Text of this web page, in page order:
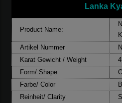
Lanka
Product Name:
Artikel Nummer
Karat Gewicht / Weight
Form/ Shape
Farbe/ Color
Reinheit/ Clarity